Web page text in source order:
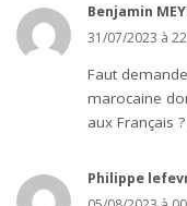
Benjamin
31/07/2023 à
Faut
marocaine
aux Français
Philippe